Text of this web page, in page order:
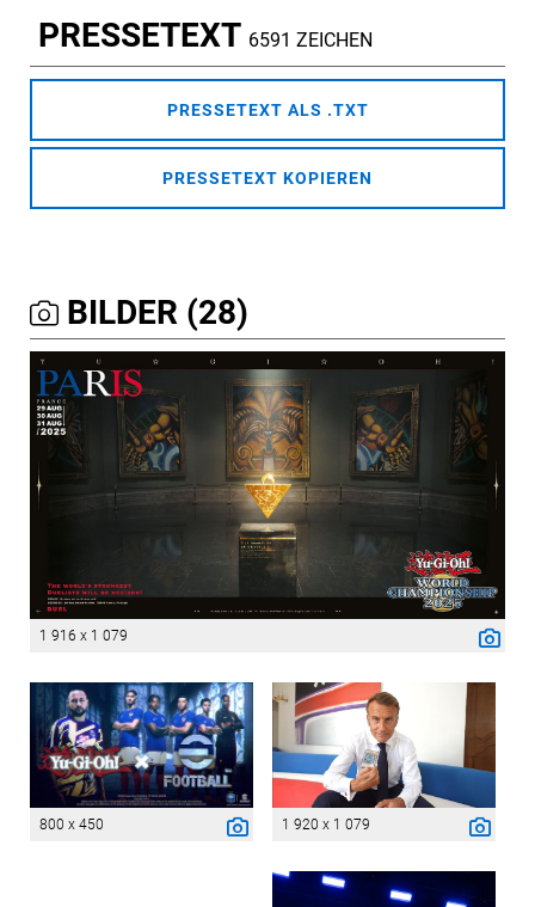
PRESSETEXT 6591 ZEICHEN
PRESSETEXT ALS .TXT
PRESSETEXT KOPIEREN
BILDER (28)
1 916 x 1 079
800 x 450 1 920 x 1 079